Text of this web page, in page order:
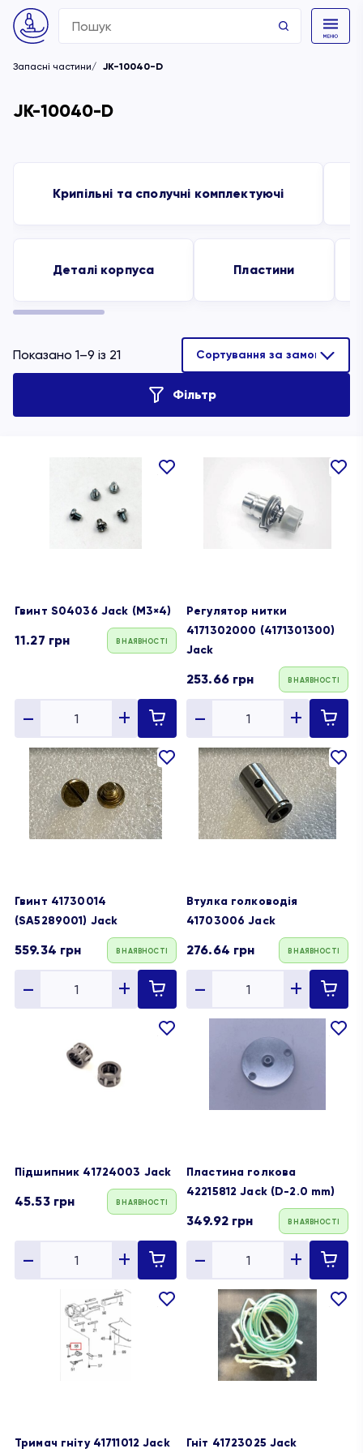
Search
for:
Запасні частини JK-10040-D
JK-10040-D
Крипільні та сполучні комплектуючі
Деталі корпуса Пластини
Показано 1–9 із 21
Фільтр
В
Гвинт S04036 Jack (M3×4)
11.27 грн В НАЯВНОСТІ
В
Регулятор нитки
4171302000 (4171301300)
Jack
253.66 грн В НАЯВНОСТІ
В
обране
Гвинт 41730014
(SA5289001) Jack
559.34 грн В НАЯВНОСТІ
В
обране
Втулка голководія
41703006 Jack
276.64 грн В НАЯВНОСТІ
В
Підшипник 41724003 Jack
45.53 грн В НАЯВНОСТІ
В
Пластина голкова
42215812 Jack (D-2.0 mm)
349.92 грн В НАЯВНОСТІ
В
Тримач гніту 41711012 Jack
В
Гніт 41723025 Jack